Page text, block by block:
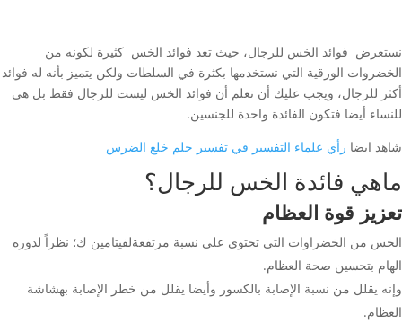
نستعرض فوائد الخس للرجال، حيث تعد فوائد الخس كثيرة لكونه من
الخضروات الورقية التي نستخدمها بكثرة في السلطات ولكن يتميز بأنه له فوائد
أكثر للرجال، ويجب عليك أن تعلم أن فوائد الخس ليست للرجال فقط بل هي
للنساء أيضا فتكون الفائدة واحدة للجنسين.
شاهد ايضا رأي علماء التفسير في تفسير حلم خلع الضرس
ماهي فائدة الخس للرجال؟
تعزيز قوة العظام
الخس من الخضراوات التي تحتوي على نسبة مرتفعةلفيتامين ك؛ نظراً لدوره
الهام بتحسين صحة العظام.
وإنه يقلل من نسبة الإصابة بالكسور وأيضا يقلل من خطر الإصابة بهشاشة
العظام.